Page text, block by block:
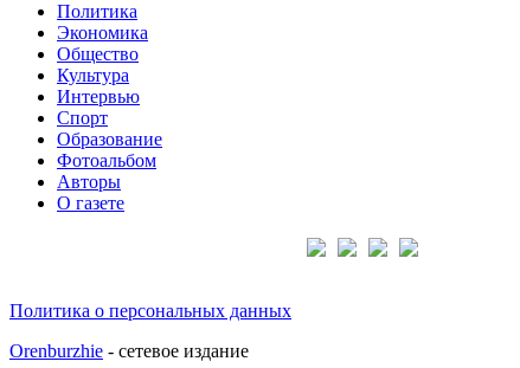
Политика
Экономика
Общество
Культура
Интервью
Спорт
Образование
Фотоальбом
Авторы
О газете
Политика о персональных данных
Orenburzhie - сетевое издание